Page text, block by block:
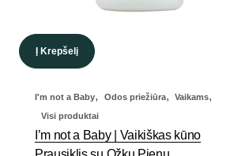
Į Krepšelį
I'm not a Baby, Odos priežiūra, Vaikams,
Visi produktai
I’m not a Baby | Vaikiškas kūno